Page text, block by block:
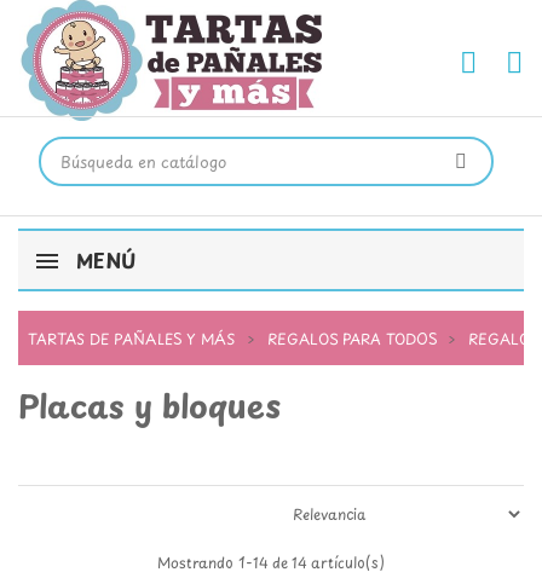
MENÚ
TARTAS DE PAÑALES Y MÁS REGALOS PARA TODOS
Placas y bloques
Mostrando 1-14 de 14 artículo(s)